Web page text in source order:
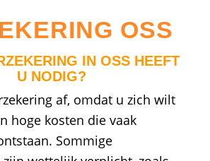
OSS
IN OSS HEEFT
U NODIG?
af, omdat u zich wilt
hoge kosten die vaak
Sommige